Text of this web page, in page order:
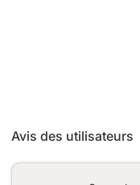
Avis des utilisateurs